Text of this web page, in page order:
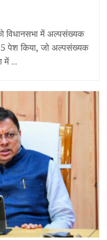
विधानसभा में अल्पसंख्यक
पेश किया, जो अल्पसंख्यक
में ...